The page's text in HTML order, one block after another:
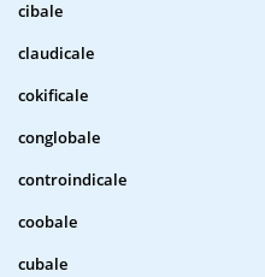
cibale
claudicale
cokificale
conglobale
controindicale
coobale
cubale